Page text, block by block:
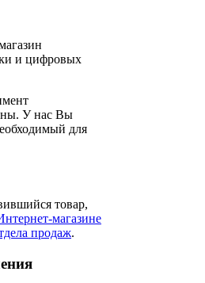
и цифровых
У нас Вы
для
товар,
магазине
продаж.